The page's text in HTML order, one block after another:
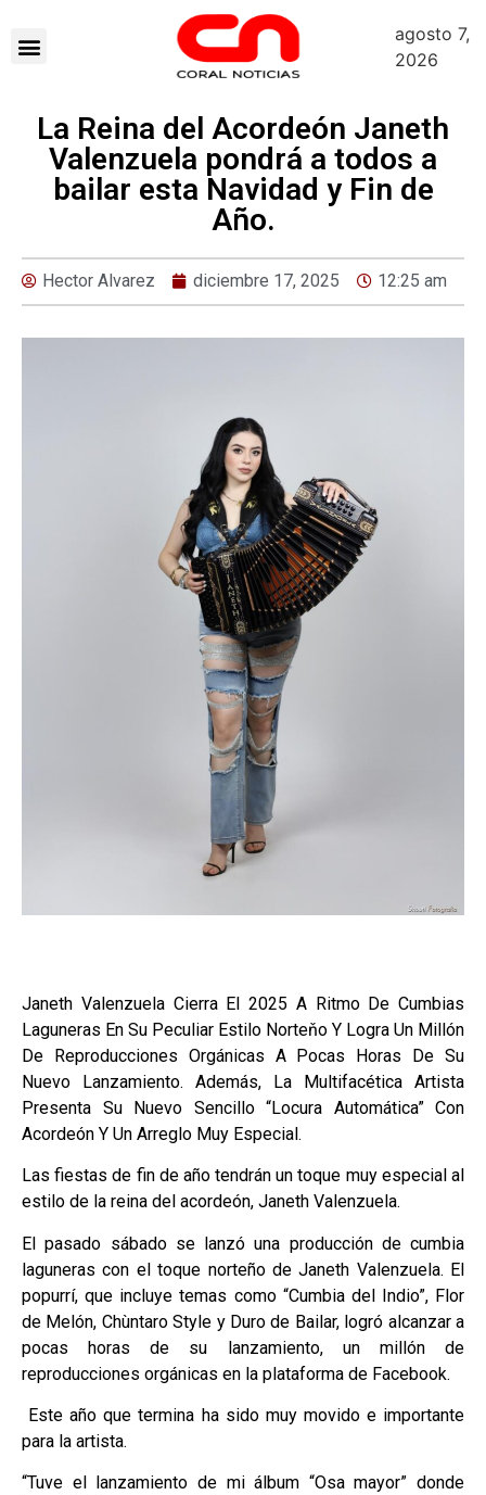
agosto 7,
2026
La Reina del Acordeón Janeth
Valenzuela pondrá a todos a
bailar esta Navidad y Fin de
Año.
Hector Alvarez diciembre 17, 2025 12:25 am
Janeth Valenzuela Cierra El 2025 A Ritmo De Cumbias
Laguneras En Su Peculiar Estilo Norteňo Y Logra Un Millón
De Reproducciones Orgánicas A Pocas Horas De Su
Nuevo Lanzamiento. Además, La Multifacética Artista
Presenta Su Nuevo Sencillo “Locura Automática” Con
Acordeón Y Un Arreglo Muy Especial.
Las fiestas de fin de año tendrán un toque muy especial al
estilo de la reina del acordeón, Janeth Valenzuela.
El pasado sábado se lanzó una producción de cumbia
laguneras con el toque norteño de Janeth Valenzuela. El
popurrí, que incluye temas como “Cumbia del Indio”, Flor
de Melón, Chùntaro Style y Duro de Bailar, logró alcanzar a
pocas horas de su lanzamiento, un millón de
reproducciones orgánicas en la plataforma de Facebook.
Este año que termina ha sido muy movido e importante
para la artista.
“Tuve el lanzamiento de mi álbum “Osa mayor” donde